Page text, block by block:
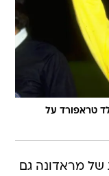
טראפורד על
של מראדונה גם